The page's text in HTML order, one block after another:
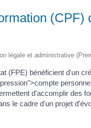
(CPF)
légale et administrative
(FPE) bénéficient d'un
d'accomplir des
le cadre d'un projet